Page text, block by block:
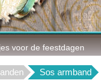
voor de feestdagen
Sos armband